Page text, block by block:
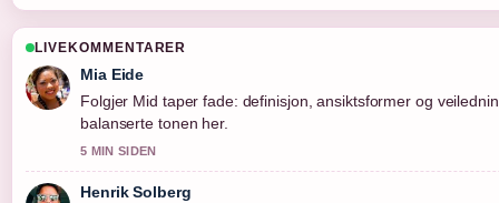
LIVEKOMMENTARER
Mia Eide
Folgjer Mid taper fade: definisjon, ansiktsformer og
balanserte tonen her.
5 MIN SIDEN
Henrik Solberg